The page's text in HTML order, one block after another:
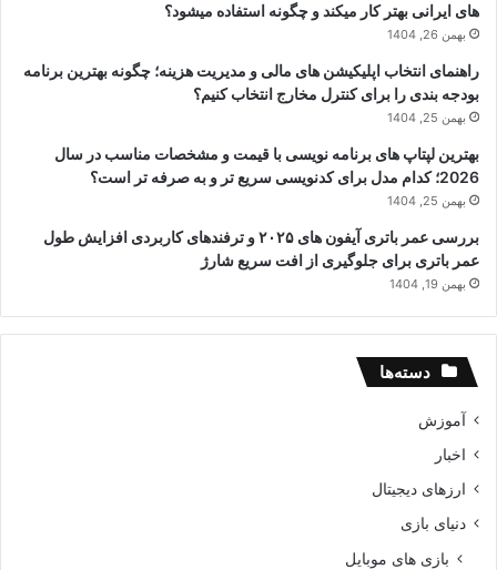
های ایرانی بهتر کار میکند و چگونه استفاده میشود؟
بهمن 26, 1404
راهنمای انتخاب اپلیکیشن های مالی و مدیریت هزینه؛ چگونه بهترین برنامه
بودجه بندی را برای کنترل مخارج انتخاب کنیم؟
بهمن 25, 1404
بهترین لپتاپ های برنامه نویسی با قیمت و مشخصات مناسب در سال
2026؛ کدام مدل برای کدنویسی سریع تر و به صرفه تر است؟
بهمن 25, 1404
بررسی عمر باتری آیفون های ۲۰۲۵ و ترفندهای کاربردی افزایش طول
عمر باتری برای جلوگیری از افت سریع شارژ
بهمن 19, 1404
دسته‌ها
آموزش
اخبار
ارزهای دیجیتال
دنیای بازی
بازی های موبایل